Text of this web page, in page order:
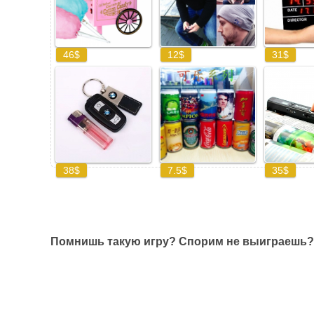
Помнишь такую игру? Спорим не выиграешь?